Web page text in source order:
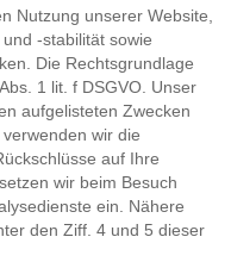
Nutzung unserer Website,
-stabilität sowie
Die Rechtsgrundlage
1 lit. f DSGVO. Unser
aufgelisteten Zwecken
wir die
auf Ihre
wir beim Besuch
ein. Nähere
den Ziff. 4 und 5 dieser